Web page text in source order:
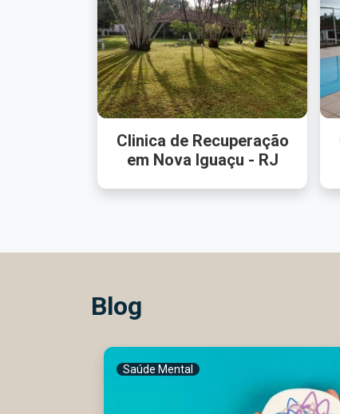
Clinica de Recuperação
em Nova Iguaçu - RJ
Blog
Saúde Mental